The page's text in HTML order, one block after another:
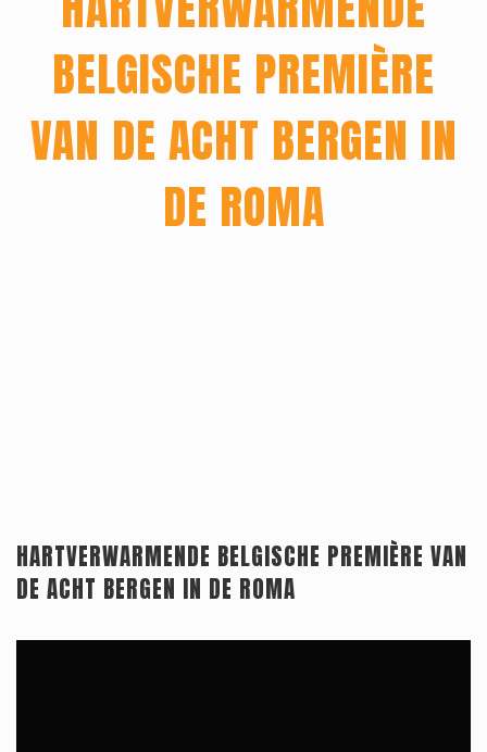
Home
Releaselijst
BELGISCHE PREMIÈRE
VAN DE ACHT BERGEN IN
DE ROMA
HARTVERWARMENDE BELGISCHE PREMIÈRE VAN
DE ACHT BERGEN IN DE ROMA